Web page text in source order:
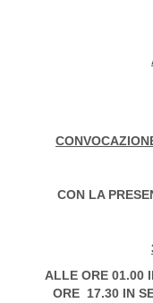
CON LA
ALLE ORE 01.00
ORE 17.30 IN